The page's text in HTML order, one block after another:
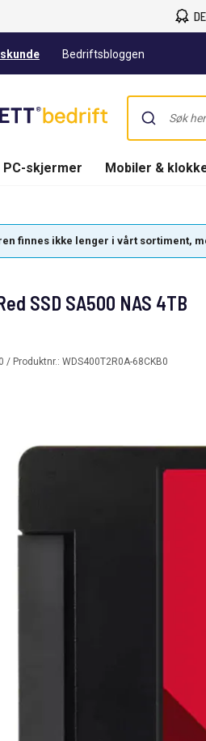
Bedriftsbloggen
PC-skjermer Mobiler &
finnes ikke lenger i vårt sortiment,
SSD SA500 NAS 4TB
/ Produktnr.: WDS400T2R0A-68CKB0